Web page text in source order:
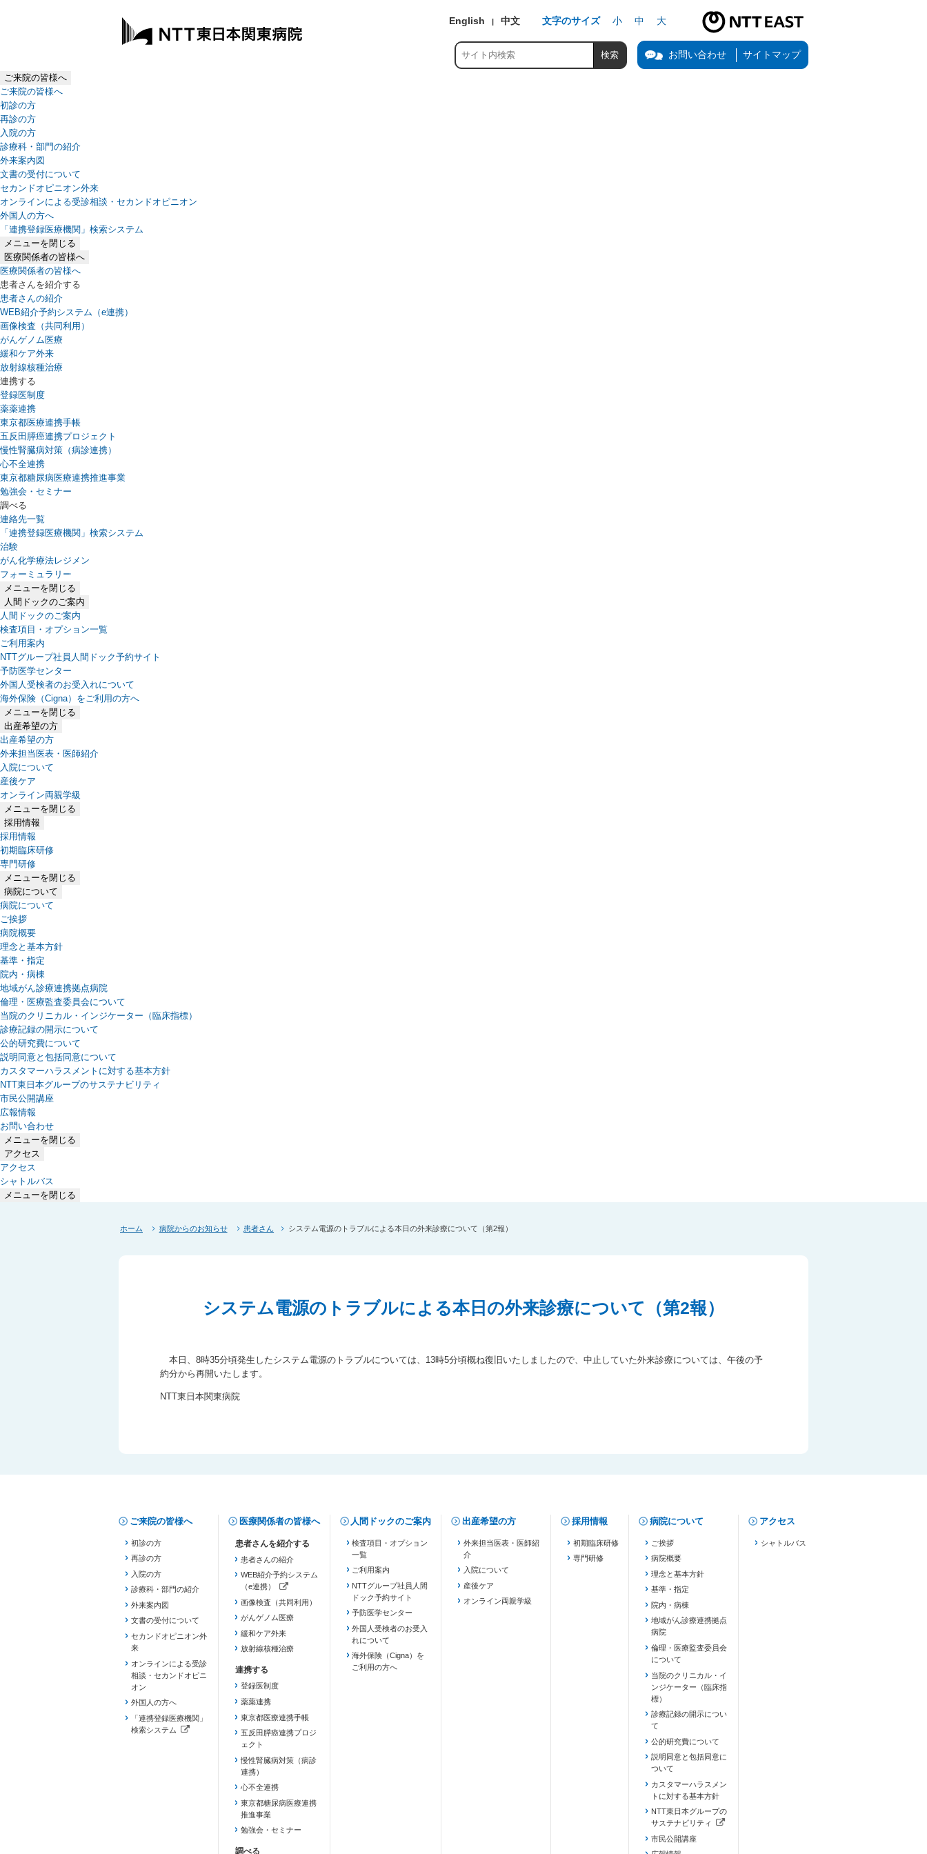
English 中文 文字のサイズ 小 中 大
NTT東日本公式サイト（新しいタブで開きます）
お問い合わせ サイトマップ
ご来院の皆様へ
ご来院の皆様へ
初診の方
再診の方
入院の方
診療科・部門の紹介
外来案内図
文書の受付について
セカンドオピニオン外来
オンラインによる受診相談・セカンドオピニオン
外国人の方へ
「連携登録医療機関」検索システム
（新しいタブで開きます）
メニューを閉じる
医療関係者の皆様へ
医療関係者の皆様へ
患者さんを紹介する
患者さんの紹介
WEB紹介予約システム（e連携）
（新しいタブで開きます）
画像検査（共同利用）
がんゲノム医療
緩和ケア外来
放射線核種治療
連携する
登録医制度
薬薬連携
東京都医療連携手帳
五反田膵癌連携プロジェクト
慢性腎臓病対策（病診連携）
心不全連携
東京都糖尿病医療連携推進事業
勉強会・セミナー
調べる
連絡先一覧
「連携登録医療機関」検索システム
（新しいタブで開きます）
治験
がん化学療法レジメン
フォーミュラリー
（PDFファイル、新しいタブで開きます）
メニューを閉じる
人間ドックのご案内
人間ドックのご案内
検査項目・オプション一覧
ご利用案内
NTTグループ社員人間ドック予約サイト
予防医学センター
外国人受検者のお受入れについて
海外保険（Cigna）をご利用の方へ
メニューを閉じる
出産希望の方
出産希望の方
外来担当医表・医師紹介
入院について
産後ケア
オンライン両親学級
メニューを閉じる
採用情報
採用情報
初期臨床研修
専門研修
メニューを閉じる
病院について
病院について
ご挨拶
病院概要
理念と基本方針
基準・指定
院内・病棟
地域がん診療連携拠点病院
倫理・医療監査委員会について
当院のクリニカル・インジケーター（臨床指標）
診療記録の開示について
公的研究費について
説明同意と包括同意について
カスタマーハラスメントに対する基本方針
NTT東日本グループのサステナビリティ
（新しいタブで開きます）
市民公開講座
広報情報
お問い合わせ
メニューを閉じる
アクセス
アクセス
シャトルバス
メニューを閉じる
ホーム 病院からのお知らせ 患者さん システム電源のトラブルによる本日の外来診療について（第2報）
システム電源のトラブルによる本日の外来診療について（第2報）
本日、8時35分頃発生したシステム電源のトラブルについては、13時5分頃概ね復旧いたしましたので、中止していた外来診療については、午後の予
約分から再開いたします。
NTT東日本関東病院
ご来院の皆様へ
初診の方
再診の方
入院の方
診療科・部門の紹介
外来案内図
文書の受付について
セカンドオピニオン外
来
オンラインによる受診
相談・セカンドオピニ
オン
外国人の方へ
「連携登録医療機関」
検索システム
医療関係者の皆様へ
患者さんの紹介
WEB紹介予約システム
（e連携）
（新しいタブで開きます）
画像検査（共同利用）
がんゲノム医療
緩和ケア外来
放射線核種治療
登録医制度
薬薬連携
東京都医療連携手帳
五反田膵癌連携プロジ
ェクト
慢性腎臓病対策（病診
連携）
心不全連携
東京都糖尿病医療連携
推進事業
勉強会・セミナー
人間ドックのご案内
検査項目・オプション
一覧
ご利用案内
NTTグループ社員人間
ドック予約サイト
予防医学センター
外国人受検者のお受入
れについて
海外保険（Cigna）を
ご利用の方へ
出産希望の方
外来担当医表・医師紹
介
入院について
産後ケア
オンライン両親学級
採用情報
初期臨床研修
専門研修
病院について
ご挨拶
病院概要
理念と基本方針
基準・指定
院内・病棟
地域がん診療連携拠点
病院
倫理・医療監査委員会
について
当院のクリニカル・イ
ンジケーター（臨床指
標）
診療記録の開示につい
て
公的研究費について
説明同意と包括同意に
ついて
カスタマーハラスメン
トに対する基本方針
NTT東日本グループの
サステナビリティ
（新しいタブで開きます）
市民公開講座
アクセス
シャトルバス